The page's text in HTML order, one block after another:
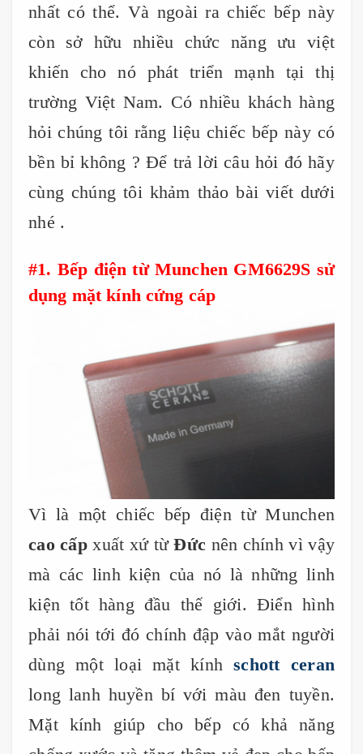
nhất có thể. Và ngoài ra chiếc bếp này
còn sở hữu nhiều chức năng ưu việt
khiến cho nó phát triển mạnh tại thị
trường Việt Nam. Có nhiều khách hàng
hỏi chúng tôi rằng liệu chiếc bếp này có
bền bỉ không ? Để trả lời câu hỏi đó hãy
cùng chúng tôi khảm thảo bài viết dưới
nhé .
#1. Bếp điện từ Munchen GM6629S sử
dụng mặt kính cứng cáp
Vì là một chiếc bếp điện từ Munchen
cao cấpxuất xứ từĐức nên chính vì vậy
mà các linh kiện của nó là những linh
kiện tốt hàng đầu thế giới. Điển hình
phải nói tới đó chính đập vào mắt người
dùng một loại mặt kính schott ceran
long lanh huyền bí với màu đen tuyền.
Mặt kính giúp cho bếp có khả năng